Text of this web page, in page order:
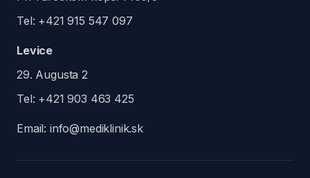
Tel: +421 915 547 097
Levice
29. Augusta 2
Tel: +421 903 463 425
Email: info@mediklinik.sk